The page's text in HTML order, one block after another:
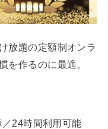
放題の定額制オンラ
を作るのに最適。
24時間利用可能